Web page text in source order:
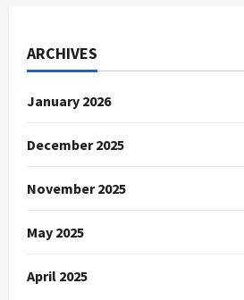
ARCHIVES
January 2026
December 2025
November 2025
May 2025
April 2025